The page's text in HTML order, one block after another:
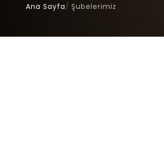
Ana Sayfa Şubelerimiz